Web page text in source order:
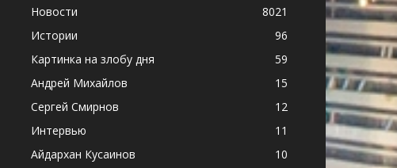
Новости
8021
Истории
96
Картинка на злобу дня
59
Андрей Михайлов
15
Сергей Смирнов
12
Интервью
11
Айдархан Кусаинов
10